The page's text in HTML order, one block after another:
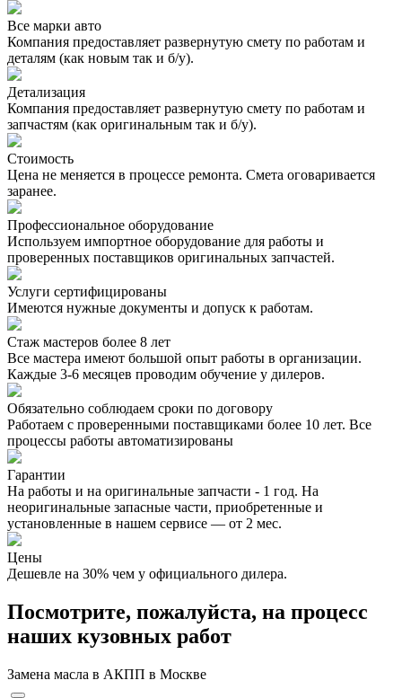
Все марки авто
Компания предоставляет развернутую смету по работам и
деталям (как новым так и б/у).
Детализация
Компания предоставляет развернутую смету по работам и
запчастям (как оригинальным так и б/у).
Стоимость
Цена не меняется в процессе ремонта. Смета оговаривается
заранее.
Профессиональное оборудование
Используем импортное оборудование для работы и
проверенных поставщиков оригинальных запчастей.
Услуги сертифицированы
Имеются нужные документы и допуск к работам.
Стаж мастеров более 8 лет
Все мастера имеют большой опыт работы в организации.
Каждые 3-6 месяцев проводим обучение у дилеров.
Обязательно соблюдаем сроки по договору
Работаем с проверенными поставщиками более 10 лет. Все
процессы работы автоматизированы
Гарантии
На работы и на оригинальные запчасти - 1 год. На
неоригинальные запасные части, приобретенные и
установленные в нашем сервисе — от 2 мес.
Цены
Дешевле на 30% чем у официального дилера.
Посмотрите, пожалуйста, на процесс
наших кузовных работ
Замена масла в АКПП в Москве